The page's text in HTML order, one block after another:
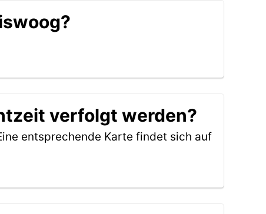
verfolgt werden?
entsprechende Karte findet sich auf